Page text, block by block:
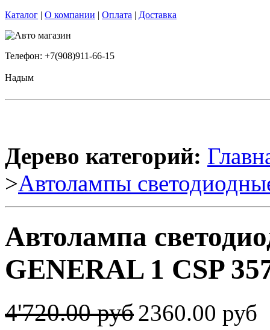
Каталог | О компании | Оплата | Доставка
Телефон: +7(908)911-66-15
Надым
Дерево категорий:
>Автолампы
Автолампа
GENERAL 1 CSP
4'720.00 руб2360.00 руб